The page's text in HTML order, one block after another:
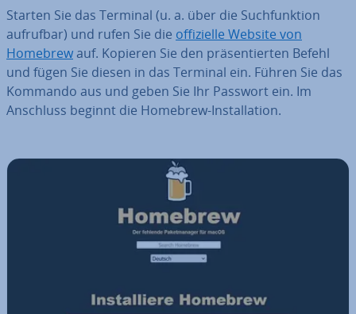
Starten Sie das Terminal (u. a. über die Such­funk­ti­on
aufrufbar) und rufen Sie die of­fi­zi­el­le Website von
Homebrewauf. Kopieren Sie den prä­sen­tier­ten Befehl
und fügen Sie diesen in das Terminal ein. Führen Sie das
Kommando aus und geben Sie Ihr Passwort ein. Im
Anschluss beginnt die Homebrew-In­stal­la­ti­on.